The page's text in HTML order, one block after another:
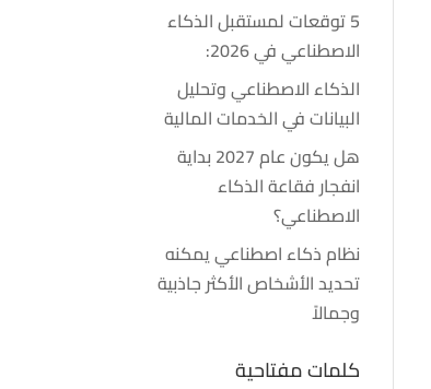
5 توقعات لمستقبل الذكاء
الاصطناعي في 2026:
الذكاء الاصطناعي وتحليل
البيانات في الخدمات المالية
هل يكون عام 2027 بداية
انفجار فقاعة الذكاء
الاصطناعي؟
نظام ذكاء اصطناعي يمكنه
تحديد الأشخاص الأكثر جاذبية
وجمالاً
كلمات مفتاحية